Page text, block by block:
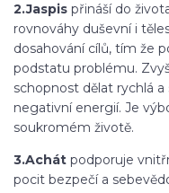
2.Jaspis přináší do
rovnováhy duševní i
dosahování cílů, tím že
podstatu problému.
schopnost dělat rychlá
negativní energií. Je
soukromém životě.
3.Achát podporuje
pocit bezpečí a